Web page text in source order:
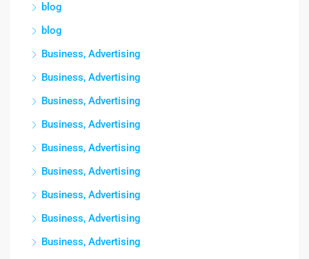
blog
blog
Business, Advertising
Business, Advertising
Business, Advertising
Business, Advertising
Business, Advertising
Business, Advertising
Business, Advertising
Business, Advertising
Business, Advertising